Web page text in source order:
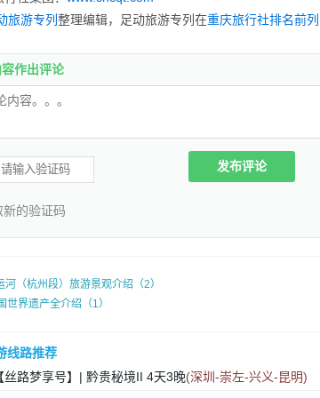
旅游专列 整理编辑，足动旅游专列在重庆旅行社排名前列
作出评论
发布评论
河（杭州段）旅游景观介绍（2）
世界遗产全介绍（1）
线路推荐
【丝路梦享号】| 黔贵秘境II 4天3晚(深圳-崇左-兴义-昆明)